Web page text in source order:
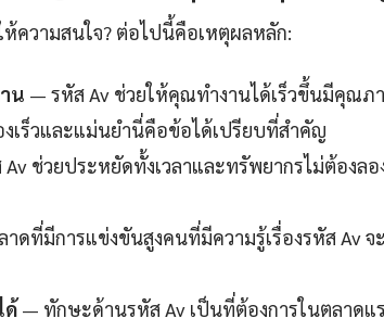
ความสนใจ? ต่อไปนี้คือเหตุผลหลัก:
น — รหัส Av ช่วยให้คุณทำงานได้เร็วขึ้นมีคุณ
เร็วและแม่นยำนี่คือข้อได้เปรียบที่สำคัญ
Av ช่วยประหยัดทั้งเวลาและทรัพยากรไม่ต้องล
ดที่มีการแข่งขันสูงคนที่มีความรู้เรื่องรหัส Av จ
ด้— ทักษะด้านรหัส Av เป็นที่ต้องการในตลาดแ